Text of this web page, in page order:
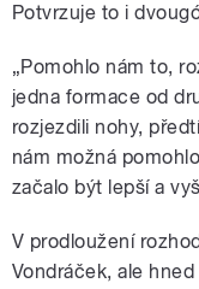
Potvrzuje to i
„Pomohlo nám to,
jedna formace od
rozjezdili nohy,
nám možná
začalo být lepší a
V prodloužení
Vondráček, ale